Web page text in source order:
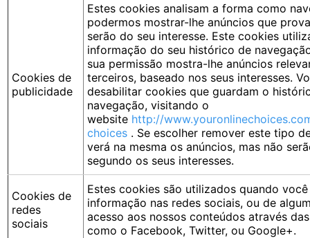
Cookies de
publicidade
Estes cookies analisam a forma como
podermos mostrar-lhe anúncios que
serão do seu interesse. Este cookies
informação do seu histórico de
sua permissão mostra-lhe anúncios
terceiros, baseado nos seus interesses.
desabilitar cookies que guardam o
navegação, visitando o
website http://
choices . Se escolher remover este tipo
verá na mesma os anúncios, mas não
segundo os seus interesses.
Cookies de
redes
sociais
Estes cookies são utilizados quando
informação nas redes sociais, ou de
acesso aos nossos conteúdos através
como o Facebook, Twitter, ou Google+.